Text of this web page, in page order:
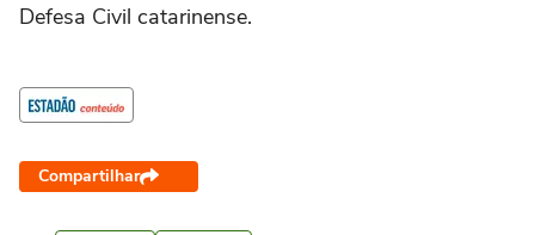
Defesa Civil catarinense.
Compartilhar